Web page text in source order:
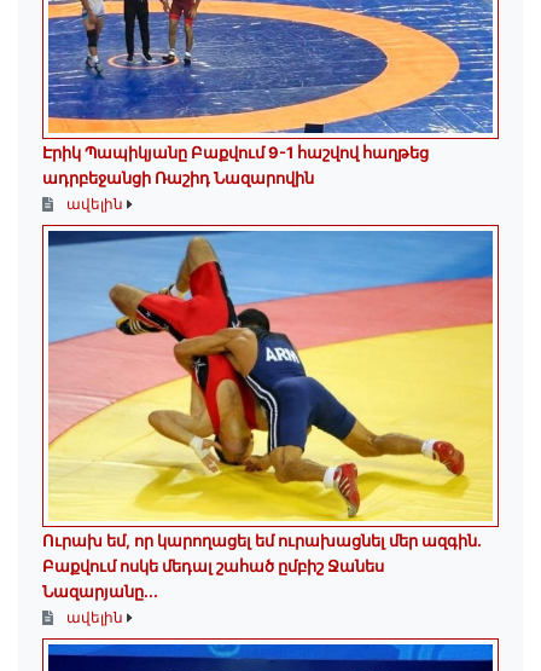
Էրիկ Պապիկյանը Բաքվում 9-1 հաշվով հաղթեց
ադրբեջանցի Ռաշիդ Նազարովին
ավելին
Ուրախ եմ, որ կարողացել եմ ուրախացնել մեր ազգին.
Բաքվում ոսկե մեդալ շահած ըմբիշ Ջանես
Նազարյանը...
ավելին